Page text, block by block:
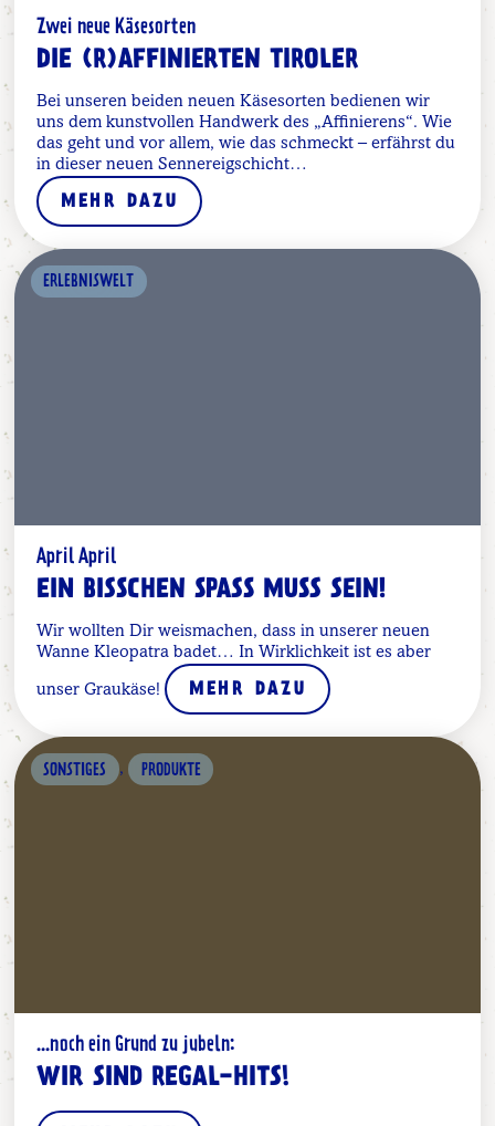
Zwei neue Käsesorten
DIE (R)AFFINIERTEN TIROLER
Bei unseren beiden neuen Käsesorten bedienen wir
uns dem kunstvollen Handwerk des „Affinierens“. Wie
das geht und vor allem, wie das schmeckt – erfährst du
in dieser neuen Sennereigschicht…
MEHR DAZU
ERLEBNISWELT
April April
EIN BISSCHEN SPASS MUSS SEIN!
Wir wollten Dir weismachen, dass in unserer neuen
Wanne Kleopatra badet… In Wirklichkeit ist es aber
unser Graukäse! MEHR DAZU
SONSTIGES , PRODUKTE
...noch ein Grund zu jubeln:
WIR SIND REGAL-HITS!